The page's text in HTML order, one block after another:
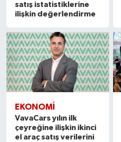
satış istatistiklerine
ilişkin değerlendirme
EKONOMI
VavaCars yılın ilk
çeyreğine ilişkin ikinci
el araç satış verilerini